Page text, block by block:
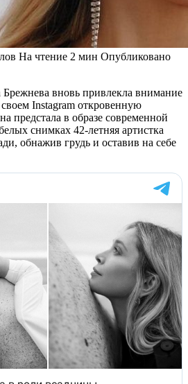
На чтение 2 мин Опубликовано
вновь привлекла внимание
Instagram откровенную
предстала в образе современной
снимках 42-летняя артистка
обнажив грудь и оставив на себе